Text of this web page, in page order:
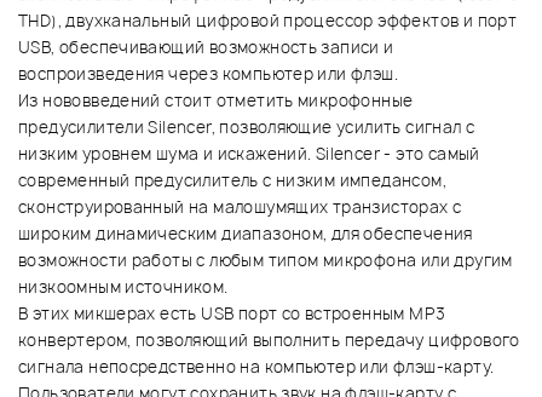
THD), двухканальный цифровой процессор эффектов и порт
USB, обеспечивающий возможность записи и
воспроизведения через компьютер или флэш.
Из нововведений стоит отметить микрофонные
предусилители Silencer, позволяющие усилить сигнал с
низким уровнем шума и искажений. Silencer - это самый
современный предусилитель с низким импедансом,
сконструированный на малошумящих транзисторах с
широким динамическим диапазоном, для обеспечения
возможности работы с любым типом микрофона или другим
низкоомным источником.
В этих микшерах есть USB порт со встроенным МР3
конвертером, позволяющий выполнить передачу цифрового
сигнала непосредственно на компьютер или флэш-карту.